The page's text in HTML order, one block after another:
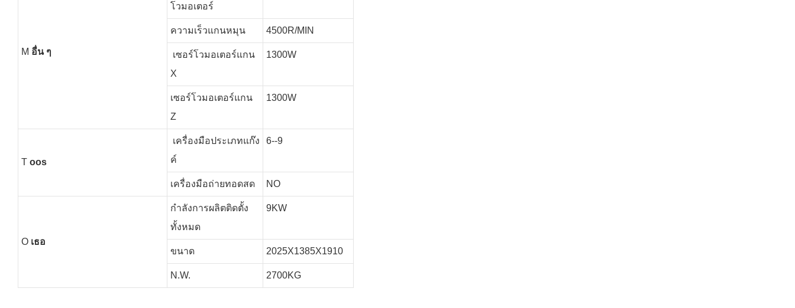
M อื่น ๆ
โวมอเตอร์
ความเร็วแกนหมุน 4500R/MIN
เซอร์โวมอเตอร์แกน
X
1300W
เซอร์โวมอเตอร์แกน
Z
1300W
Toos
เครื่องมือประเภทแก๊ง
ค์
6--9
เครื่องมือถ่ายทอดสด NO
Oเธอ
กำลังการผลิตติดตั้ง
ทั้งหมด
9KW
ขนาด 2025X1385X1910
N.W. 2700KG